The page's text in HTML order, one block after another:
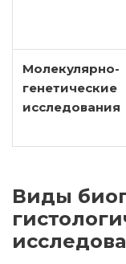
Молекулярно-
генетические
исследования
Виды биопсии для